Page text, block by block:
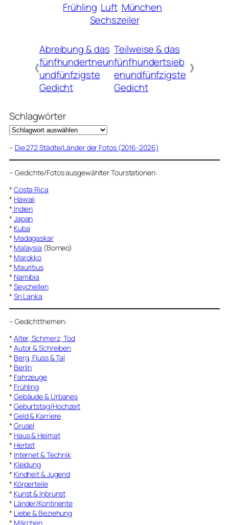
Frühling Luft München
Sechszeiler
《
Abreibung & das
fünfhundertneun
undfünfzigste
Gedicht
Teilweise & das
fünfhundertsieb
enundfünfzigste
Gedicht
》
Schlagwörter
– Die 272 Städte/Länder der Fotos (2016-2026)
– Gedichte/Fotos ausgewählter Tourstationen:
* Costa Rica
* Hawaii
* Indien
* Japan
* Kuba
* Madagaskar
* Malaysia (Borneo)
* Marokko
* Mauritius
* Namibia
* Seychellen
* Sri Lanka
– Gedichtthemen:
* Alter, Schmerz, Tod
* Autor & Schreiben
* Berg, Fluss & Tal
* Berlin
* Fahrzeuge
* Frühling
* Gebäude & Urbanes
* Geburtstag/Hochzeit
* Geld & Karriere
* Grusel
* Haus & Heimat
* Herbst
* Internet & Technik
* Kleidung
* Kindheit & Jugend
* Körperteile
* Kunst & Inbrunst
* Länder/Kontinente
* Liebe & Beziehung
* Märchen